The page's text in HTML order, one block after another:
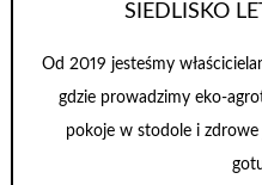
SIEDLISKO
Od 2019 jesteśmy
gdzie prowadzimy eko-
pokoje w stodole i